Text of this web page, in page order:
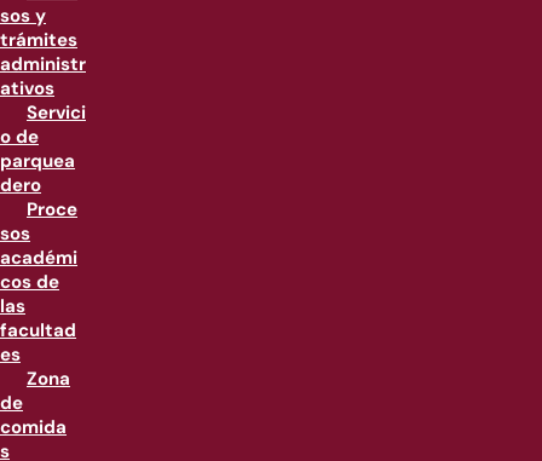
sos y
trámites
administr
ativos
Servici
o de
parquea
dero
Proce
sos
académi
cos de
las
facultad
es
Zona
de
comida
s